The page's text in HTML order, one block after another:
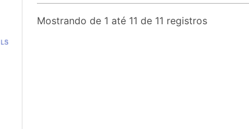
Mostrando de 1 até 11 de 11 registros